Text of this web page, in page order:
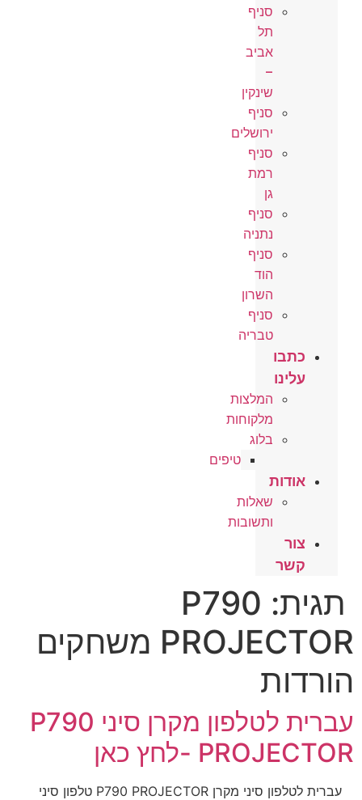
סניף
תל
אביב
–
שינקין
סניף
ירושלים
סניף
רמת
גן
סניף
נתניה
סניף
הוד
השרון
סניף
טבריה
כתבו
עלינו
המלצות
מלקוחות
בלוג
טיפים
אודות
שאלות
ותשובות
צור
קשר
תגית: P790
PROJECTOR משחקים
הורדות
עברית לטלפון מקרן סיני P790
PROJECTOR -לחץ כאן
עברית לטלפון סיני מקרן P790 PROJECTOR טלפון סיני